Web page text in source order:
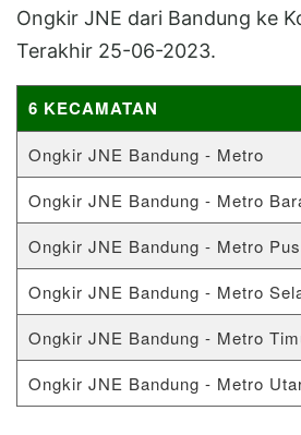
Ongkir JNE dari Bandung ke
Terakhir 25-06-2023.
6 KECAMATAN
Ongkir JNE Bandung - Metro
Ongkir JNE Bandung - Metro
Ongkir JNE Bandung - Metro
Ongkir JNE Bandung - Metro
Ongkir JNE Bandung - Metro
Ongkir JNE Bandung - Metro